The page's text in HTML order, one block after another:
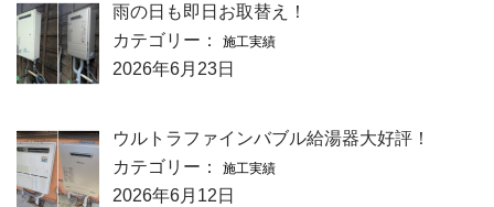
雨の日も即日お取替え！
カテゴリー：
施工実績
2026年6月23日
ウルトラファインバブル給湯器大好評！
カテゴリー：
施工実績
2026年6月12日